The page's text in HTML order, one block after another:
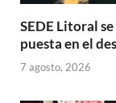
SEDE Litoral
puesta en el
7 agosto, 2026